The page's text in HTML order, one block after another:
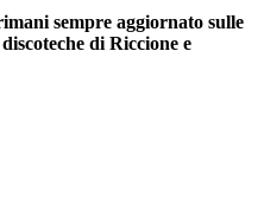
sempre aggiornato sulle
di Riccione e